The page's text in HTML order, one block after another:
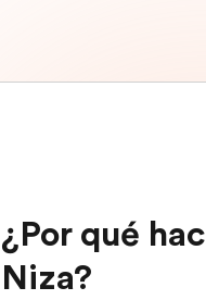
¿Por qué
Niza?